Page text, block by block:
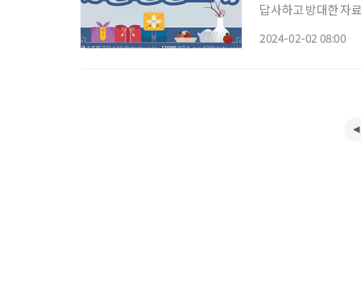
답사하고 방대한 자료를
2024-02-02 08:00